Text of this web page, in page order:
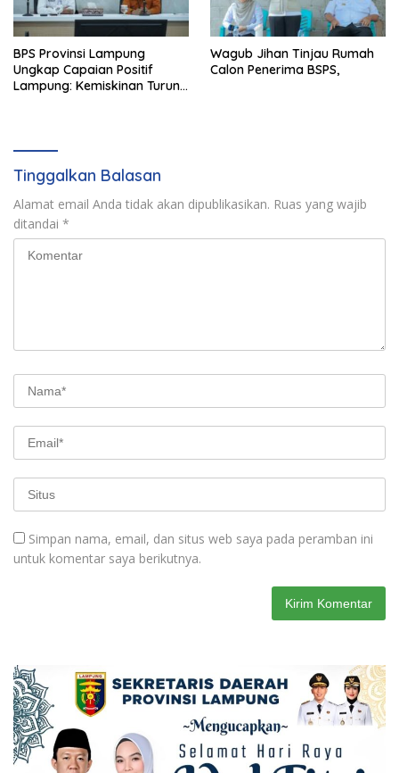
BPS Provinsi Lampung
Ungkap Capaian Positif
Lampung: Kemiskinan Turun,
Wagub Jihan Tinjau Rumah
Calon Penerima BSPS,
Tinggalkan Balasan
Alamat email Anda tidak akan dipublikasikan. Ruas yang wajib
ditandai *
Simpan nama, email, dan situs web saya pada peramban ini
untuk komentar saya berikutnya.